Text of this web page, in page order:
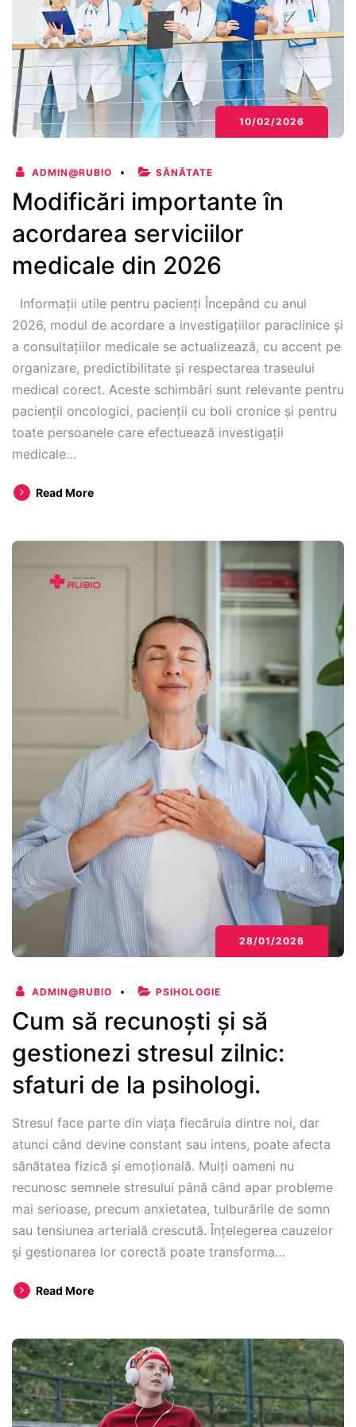
10/02/2026
ADMIN@RUBIO SĂNĂTATE
Modificări importante în
acordarea serviciilor
medicale din 2026
Informații utile pentru pacienți Începând cu anul
2026, modul de acordare a investigațiilor paraclinice și
a consultațiilor medicale se actualizează, cu accent pe
organizare, predictibilitate și respectarea traseului
medical corect. Aceste schimbări sunt relevante pentru
pacienții oncologici, pacienții cu boli cronice și pentru
toate persoanele care efectuează investigații
medicale…
Read More
28/01/2026
ADMIN@RUBIO PSIHOLOGIE
Cum să recunoști și să
gestionezi stresul zilnic:
sfaturi de la psihologi.
Stresul face parte din viața fiecăruia dintre noi, dar
atunci când devine constant sau intens, poate afecta
sănătatea fizică și emoțională. Mulți oameni nu
recunosc semnele stresului până când apar probleme
mai serioase, precum anxietatea, tulburările de somn
sau tensiunea arterială crescută. Înțelegerea cauzelor
și gestionarea lor corectă poate transforma…
Read More
și
să
gestionezi
stresul
zilnic: